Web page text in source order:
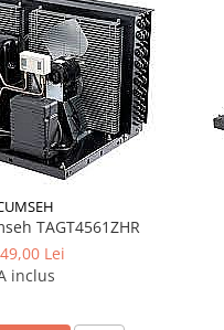
TAGT4561ZHR
Lei
inclus